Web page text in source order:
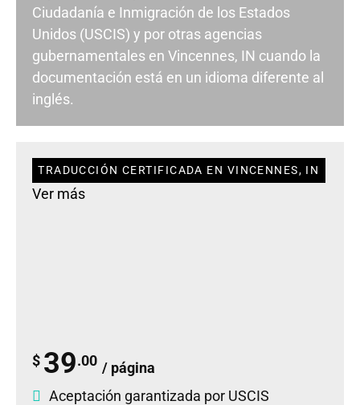
Ciudadanía e Inmigración de los Estados
Unidos (USCIS) y por otras agencias
gubernamentales en Vincennes, IN cuando la
documentación está en un idioma diferente al
inglés.
TRADUCCIÓN CERTIFICADA EN VINCENNES, IN
Ver más
$ 39.00 / página
Aceptación garantizada por USCIS